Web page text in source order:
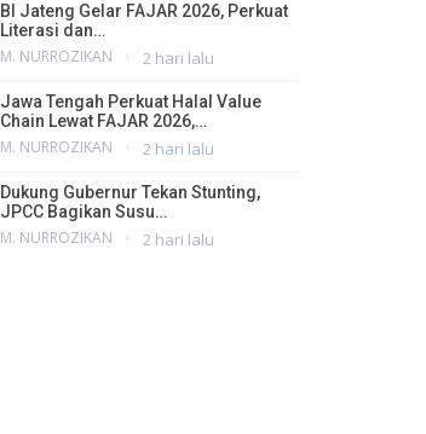
BI Jateng Gelar FAJAR 2026, Perkuat
Literasi dan…
M. NURROZIKAN 2 hari lalu
Jawa Tengah Perkuat Halal Value
Chain Lewat FAJAR 2026,…
M. NURROZIKAN 2 hari lalu
Dukung Gubernur Tekan Stunting,
JPCC Bagikan Susu…
M. NURROZIKAN 2 hari lalu